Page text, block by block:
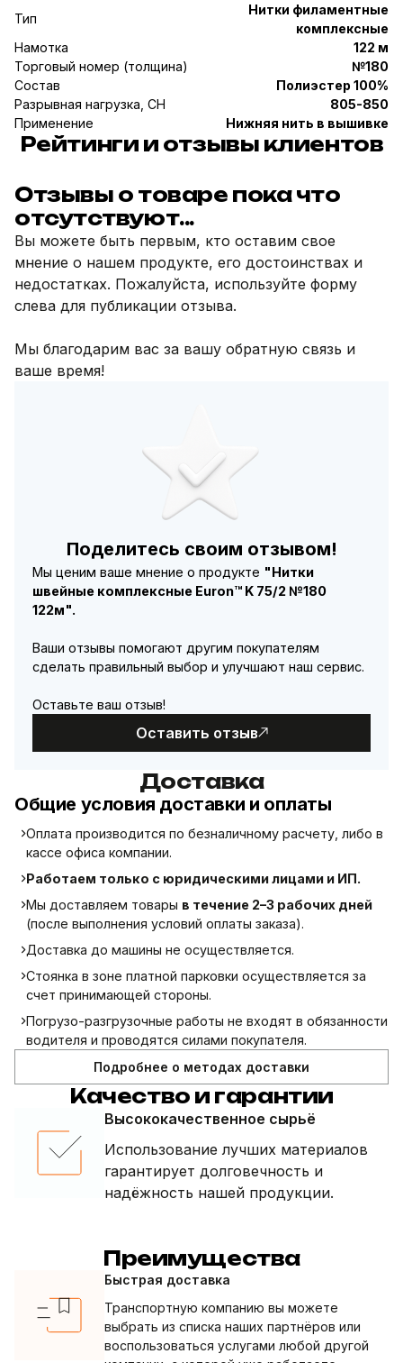
Тип
Нитки филаментные
комплексные
Намотка
122 м
Торговый номер (толщина)
№180
Состав
Полиэстер 100%
Разрывная нагрузка, CH
805-850
Применение
Нижняя нить в вышивке
Рейтинги и отзывы клиентов
Поделитесь своим отзывом!
Мы ценим ваше мнение о продукте "Нитки
швейные комплексные Euron™ K 75/2 №180
122м".
Ваши отзывы помогают другим покупателям
сделать правильный выбор и улучшают наш сервис.
Оставьте ваш отзыв!
Оставить отзыв
Отзывы о товаре пока что
отсутствуют...
Вы можете быть первым, кто оставим свое
мнение о нашем продукте, его достоинствах и
недостатках. Пожалуйста, используйте форму
слева для публикации отзыва.
Мы благодарим вас за вашу обратную связь и
ваше время!
Доставка
Общие условия доставки и оплаты
Оплата производится по безналичному расчету, либо в
кассе офиса компании.
Работаем только с юридическими лицами и ИП.
Мы доставляем товары в течение 2–3 рабочих дней
(после выполнения условий оплаты заказа).
Доставка до машины не осуществляется.
Стоянка в зоне платной парковки осуществляется за
счет принимающей стороны.
Погрузо-разгрузочные работы не входят в обязанности
водителя и проводятся силами покупателя.
Подробнее о методах доставки
Качество и гарантии
Высококачественное сырьё
Использование лучших материалов
гарантирует долговечность и
надёжность нашей продукции.
Преимущества
Быстрая доставка
Транспортную компанию вы можете
выбрать из списка наших партнёров или
воспользоваться услугами любой другой